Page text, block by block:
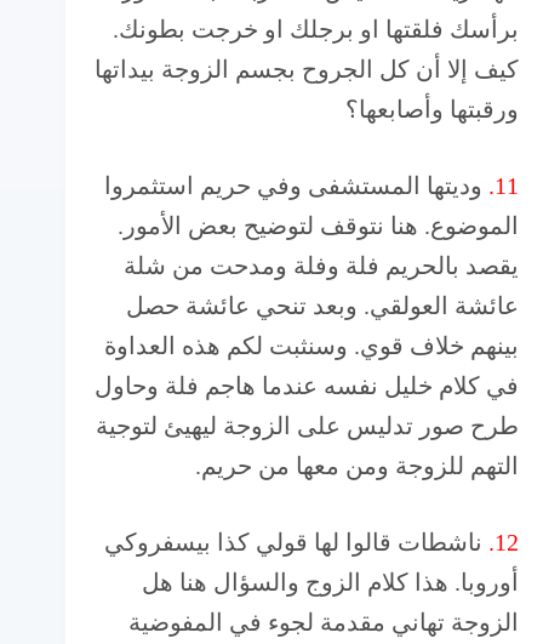
برأسك فلقتها او برجلك او خرجت بطونك.
كيف إلا أن كل الجروح بجسم الزوجة بيداتها
ورقبتها وأصابعها؟
11. وديتها المستشفى وفي حريم استثمروا
الموضوع. هنا نتوقف لتوضيح بعض الأمور.
يقصد بالحريم فلة وفلة ومدحت من شلة
عائشة العولقي. وبعد تنحي عائشة حصل
بينهم خلاف قوي. وسنثبت لكم هذه العداوة
في كلام خليل نفسه عندما هاجم فلة وحاول
طرح صور تدليس على الزوجة ليهيئ لتوجية
التهم للزوجة ومن معها من حريم.
12. ناشطات قالوا لها قولي كذا بيسفروكي
أوروبا. هذا كلام الزوج والسؤال هنا هل
الزوجة تهاني مقدمة لجوء في المفوضية